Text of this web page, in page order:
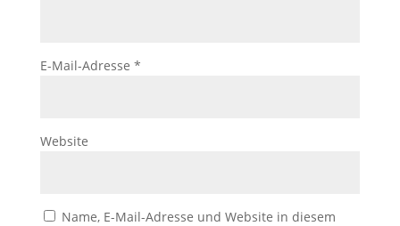
E-Mail-Adresse *
Website
Name, E-Mail-Adresse und Website in diesem